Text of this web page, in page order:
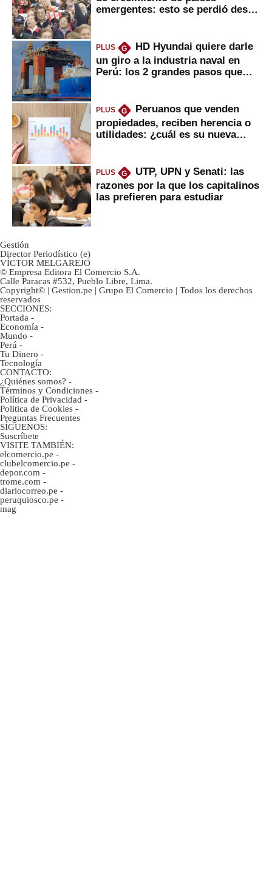
emergentes: esto se perdió desde
PLUS G
HD Hyundai quiere darle
un giro a la industria naval en
Perú: los 2 grandes pasos que
PLUS G
Peruanos que venden
propiedades, reciben herencia o
utilidades: ¿cuál es su nueva
PLUS G
UTP, UPN y Senati: las
razones por la que los capitalinos
las prefieren para estudiar
Gestión
Director Periodístico (e)
VÍCTOR MELGAREJO
© Empresa Editora El Comercio S.A.
Calle Paracas #532, Pueblo Libre, Lima.
Copyright© | Gestion.pe | Grupo El Comercio | Todos los derechos
reservados
SECCIONES:
Portada -
Economía -
Mundo -
Perú -
Tu Dinero -
Tecnología
CONTACTO:
¿Quiénes somos? -
Términos y Condiciones -
Política de Privacidad -
Politica de Cookies -
Preguntas Frecuentes
SÍGUENOS:
Suscríbete
VISITE TAMBIÉN:
elcomercio.pe -
clubelcomercio.pe -
depor.com -
trome.com -
diariocorreo.pe -
peruquiosco.pe -
mag